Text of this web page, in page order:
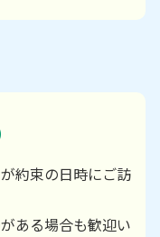
約束の日時にご訪
ある場合も歓迎い